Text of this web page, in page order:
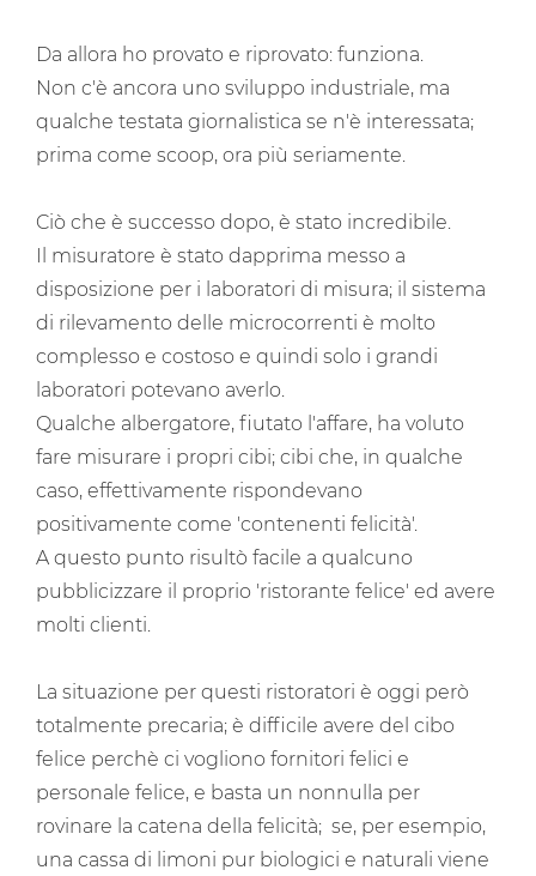
Da allora ho provato e riprovato: funziona.
Non c'è ancora uno sviluppo industriale, ma
qualche testata giornalistica se n'è interessata;
prima come scoop, ora più seriamente.
Ciò che è successo dopo, è stato incredibile.
Il misuratore è stato dapprima messo a
disposizione per i laboratori di misura; il sistema
di rilevamento delle microcorrenti è molto
complesso e costoso e quindi solo i grandi
laboratori potevano averlo.
Qualche albergatore, fiutato l'affare, ha voluto
fare misurare i propri cibi; cibi che, in qualche
caso, effettivamente rispondevano
positivamente come 'contenenti felicità'.
A questo punto risultò facile a qualcuno
pubblicizzare il proprio 'ristorante felice' ed avere
molti clienti.
La situazione per questi ristoratori è oggi però
totalmente precaria; è difficile avere del cibo
felice perchè ci vogliono fornitori felici e
personale felice, e basta un nonnulla per
rovinare la catena della felicità; se, per esempio,
una cassa di limoni pur biologici e naturali viene